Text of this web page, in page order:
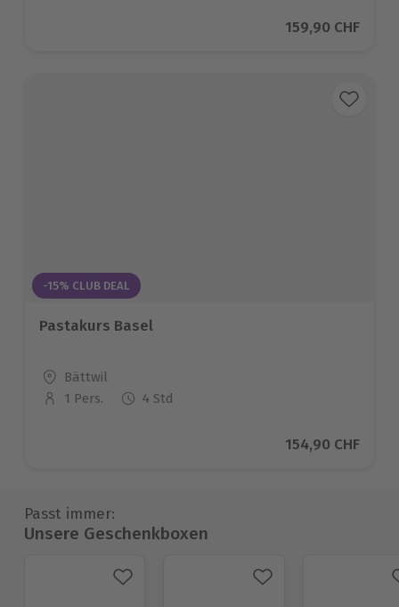
Aktueller Preis
159,90 CHF
-15% CLUB DEAL
Pastakurs Basel
Standort
Bättwil
Anzahl der Teilnehmer
1 Pers. 4 Std
Aktueller Preis
154,90 CHF
Passt immer:
Unsere Geschenkboxen